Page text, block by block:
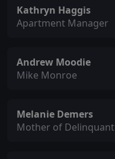
Kathryn Haggis
Apartment Manager
Andrew Moodie
Mike Monroe
Melanie Demers
Mother of Delinquant